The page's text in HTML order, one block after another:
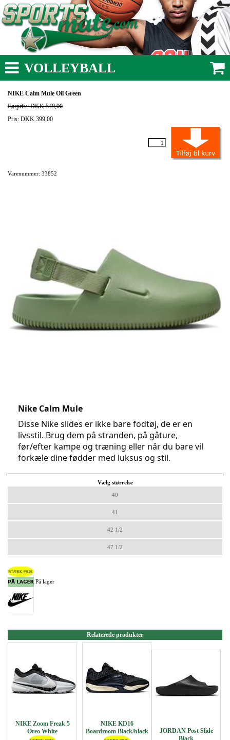
VOLLEYBALL
NIKE Calm Mule Oil Green
Førpris:DKK 549,00
Pris: DKK 399,00
Varenummer: 33852
Nike Calm Mule
Disse Nike slides er ikke bare fodtøj, de er en
livsstil. Brug dem på stranden, på gåture,
før/efter kampe og træning eller når du bare vil
forkæle dine fødder med luksus og stil.
Vælg størrelse
40
41
42 1/2
47 1/2
På lager
Relaterede produkter
NIKE Zoom Freak 5
Oreo White
NIKE KD16
Boardroom Black/black
JORDAN Post Slide
Black